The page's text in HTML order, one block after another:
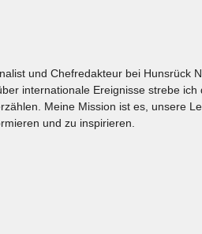
und Chefredakteur bei Hunsrück
internationale Ereignisse strebe ich
Meine Mission ist es, unsere
und zu inspirieren.